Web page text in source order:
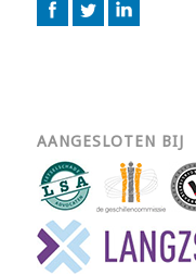
AANGESLOTEN BIJ